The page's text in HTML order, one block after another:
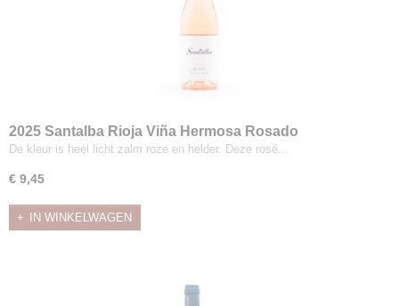
2025 Santalba Rioja Viña Hermosa Rosado
De kleur is heel licht zalm roze en helder. Deze rosé…
€ 9,45
IN WINKELWAGEN